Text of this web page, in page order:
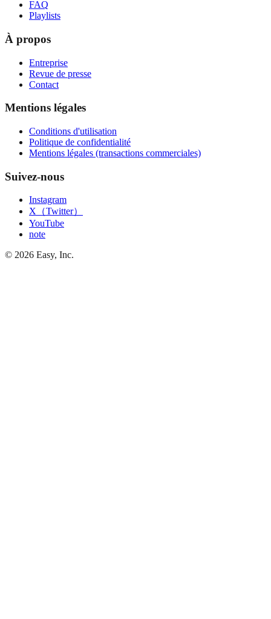
FAQ
Playlists
À propos
Entreprise
Revue de presse
Contact
Mentions légales
Conditions d'utilisation
Politique de confidentialité
Mentions légales (transactions commerciales)
Suivez-nous
Instagram
X（Twitter）
YouTube
note
© 2026 Easy, Inc.